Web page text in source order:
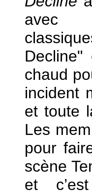
chaud
incident
et toute
Les
pour
scène
et